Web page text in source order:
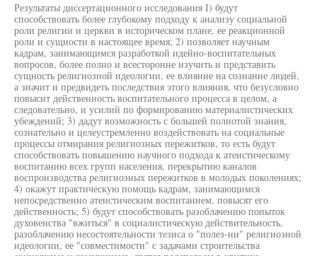
Результаты диссертационного исследования I) будут
способствовать более глубокому подходу к анализу социальной
роли религии и церкви в историческом плане, ее реакционной
роли и сущности в настоящее время; 2) позволяет научным
кадрам, занимающимся разработкой идейно-воспитательных
вопросов, более полно и всесторонне изучить и представить
сущность религиозной идеологии, ее влияние на сознание людей,
а значит и предвидеть последствия этого влияния, что безусловно
повысит действенность воспитательного процесса в целом, а
следовательно, и усилий по формированию материалистических
убеждений; 3) дадут возможность с большей полнотой знания,
сознательно и целеустремленно воздействовать на социальные
процессы отмирания религиозных пережитков, то есть будут
способствовать повышению научного подхода к атеистическому
воспитанию всех групп населения, перекрытию каналов
воспроизводства религиозных пережитков в молодых поколениях;
4) окажут практическую помощь кадрам, занимающимся
непосредственно атеистическим воспитанием, повысят его
действенность; 5) будут способствовать разоблачению попыток
духовенства "вжиться" в социалистическую действительность,
разоблачению несостоятельности тезиса о "полез-ни" религиозной
идеологии, ее "совместимости" с задачами строительства